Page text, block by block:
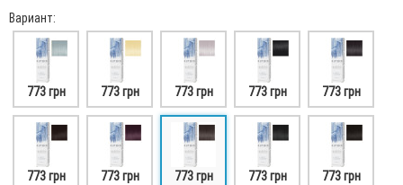
Вариант:
773 грн 773 грн 773 грн 773 грн 773 грн
773 грн 773 грн 773 грн 773 грн 773 грн